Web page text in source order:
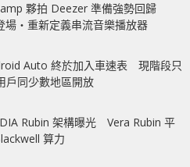
夥拍 Deezer 準備強勢回歸
場‧重新定義串流音樂播放器
Auto 終於加入車速表 現階段只
戶同少數地區開放
Rubin 架構曝光 Vera Rubin 平
算力